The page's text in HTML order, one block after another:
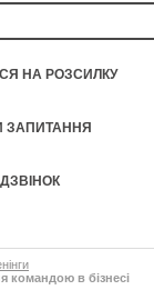
НА РОЗСИЛКУ
ЗАПИТАННЯ
командою в бізнесі